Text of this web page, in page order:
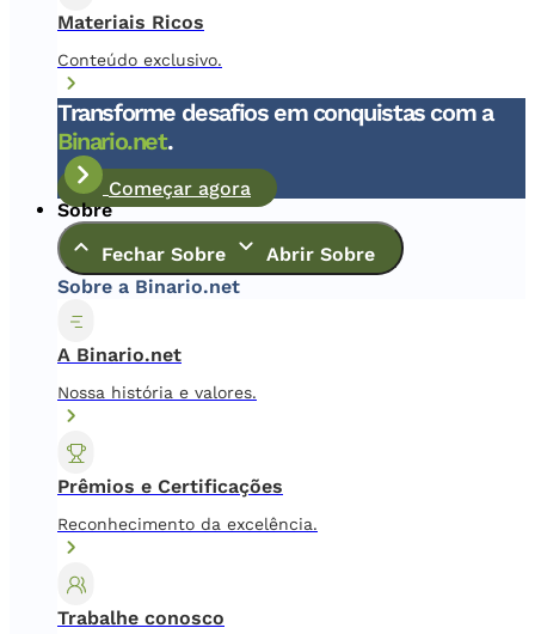
Materiais Ricos
Conteúdo exclusivo.
Transforme desafios em conquistas com a
Binario.net.
Começar agora
Sobre
Fechar Sobre
Abrir Sobre
Sobre a Binario.net
A Binario.net
Nossa história e valores.
Prêmios e Certificações
Reconhecimento da excelência.
Trabalhe conosco